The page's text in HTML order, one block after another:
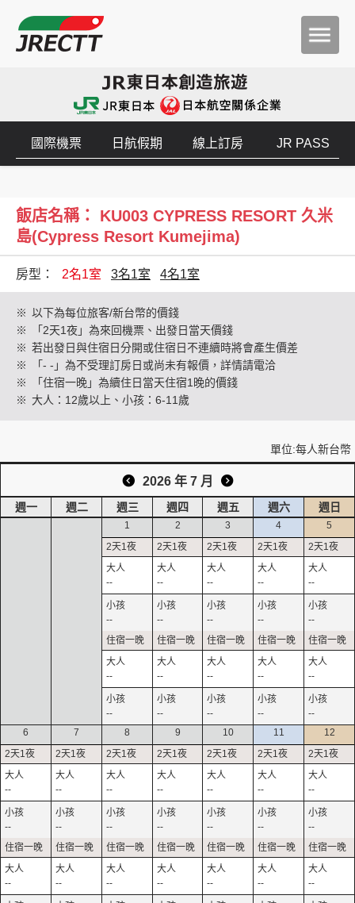
國際機票 日航假期 線上訂房 JR PASS
飯店名稱： KU003 CYPRESS RESORT 久米
島(Cypress Resort Kumejima)
房型： 2名1室 3名1室 4名1室
※ 以下為每位旅客/新台幣的價錢
※
「2天1夜」為來回機票、出發日當天價錢
※ 若出發日與住宿日分開或住宿日不連續時將會產生價差
※
「- -」為不受理訂房日或尚未有報價，詳情請電洽
※
「住宿一晚」為續住日當天住宿1晚的價錢
※ 大人：12歲以上、小孩：6-11歲
單位:每人新台幣
2026 年 7 月
週一 週二 週三 週四 週五 週六 週日
1
--
--
--
--
2
--
--
--
--
3
--
--
--
--
4
--
--
--
--
5
--
--
--
--
6
--
--
--
7
--
--
--
8
--
--
--
9
--
--
--
10
--
--
--
11
--
--
--
12
--
--
--